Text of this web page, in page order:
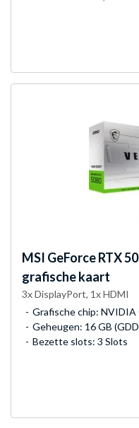
MSI GeForce RTX
grafische kaart
3x DisplayPort, 1x HDMI
Grafische chip: NVIDIA
Geheugen: 16 GB
Bezette slots: 3 Slots